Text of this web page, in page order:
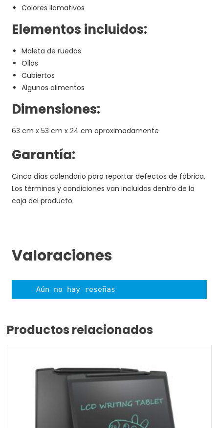
Colores llamativos
Elementos incluidos:
Maleta de ruedas
Ollas
Cubiertos
Algunos alimentos
Dimensiones:
63 cm x 53 cm x 24 cm aproximadamente
Garantía:
Cinco días calendario para reportar defectos de fábrica.
Los términos y condiciones van incluidos dentro de la
caja del producto.
Valoraciones
Aún no hay reseñas
Productos relacionados